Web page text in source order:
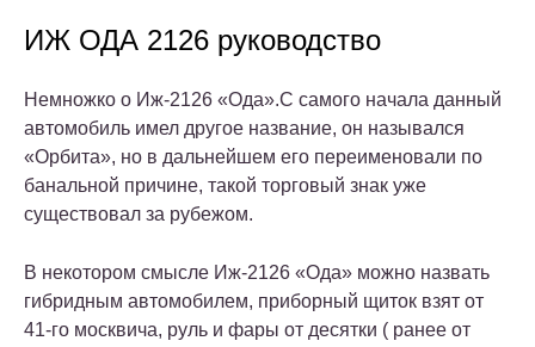
ИЖ ОДА 2126 руководство
Немножко о Иж-2126 «Ода».С самого начала данный
автомобиль имел другое название, он назывался
«Орбита», но в дальнейшем его переименовали по
банальной причине, такой торговый знак уже
существовал за рубежом.
В некотором смысле Иж-2126 «Ода» можно назвать
гибридным автомобилем, приборный щиток взят от
41-го москвича, руль и фары от десятки ( ранее от